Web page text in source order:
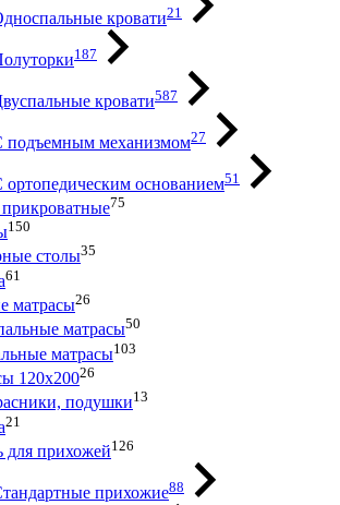
кровати21
187
кровати587
подъемным механизмом27
ортопедическим основанием51
75
150
столы35
61
матрасы26
матрасы50
матрасы103
120х20026
подушки13
21
для прихожей126
прихожие88